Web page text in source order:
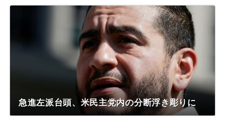
急進左派台頭、米民主党内の分断浮き彫りに